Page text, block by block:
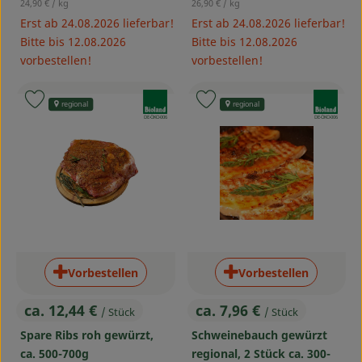
24,90 € / kg
Erst ab 24.08.2026 lieferbar!
Bitte bis 12.08.2026
vorbestellen!
26,90 € / kg
Erst ab 24.08.2026 lieferbar!
Bitte bis 12.08.2026
vorbestellen!
, Preis:
ca. 12,44 € / Stück
Spare Ribs roh gewürzt,
ca. 500-700g
Vorbestellen
, Kontrollstelle:
DE-ÖKO-006
regional
Produkt zu Favouriten hinzufügen
, Preis:
ca. 7,96 € / Stück
Schweinebauch gewürzt
regional, 2 Stück ca. 300-
Vorbestellen
, Kontrollstelle:
DE-ÖKO-006
regional
Produkt zu Favouriten